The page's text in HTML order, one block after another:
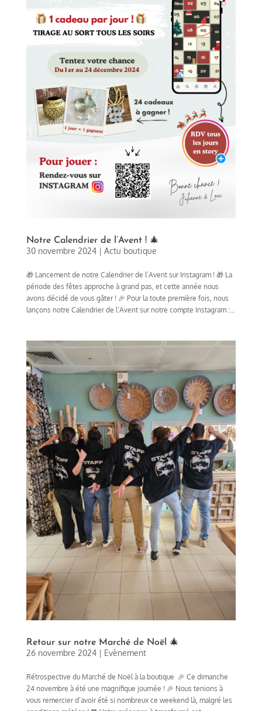
Notre Calendrier de l’Avent ! 🎄
30 novembre 2024| Actu boutique
🎁 Lancement de notre Calendrier de l’Avent sur Instagram ! 🎁 La
période des fêtes approche à grand pas, et cette année nous
avons décidé de vous gâter ! 🎉 Pour la toute première fois, nous
lançons notre Calendrier de l’Avent sur notre compte Instagram :...
Retour sur notre Marché de Noël 🎄
26 novembre 2024| Evènement
Rétrospective du Marché de Noël à la boutique 🎉 Ce dimanche
24 novembre à été une magnifique journée ! 🎉 Nous tenions à
vous remercier d’avoir été si nombreux ce weekend là, malgré les